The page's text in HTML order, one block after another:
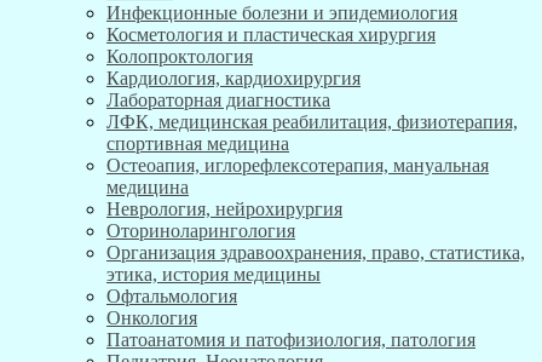
Инфекционные болезни и эпидемиология
Косметология и пластическая хирургия
Колопроктология
Кардиология, кардиохирургия
Лабораторная диагностика
ЛФК, медицинская реабилитация, физиотерапия,
спортивная медицина
Остеоапия, иглорефлексотерапия, мануальная
медицина
Неврология, нейрохирургия
Оториноларингология
Организация здравоохранения, право, статистика,
этика, история медицины
Офтальмология
Онкология
Патоанатомия и патофизиология, патология